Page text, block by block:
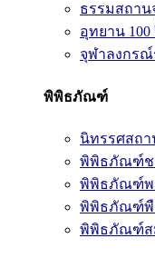
ธรรมสถา
อุทยาน 100
จุฬาลงกร
พิพิธภัณฑ์
นิทรรศสถา
พิพิธภัณฑ์ช
พิพิธภัณฑ์พ
พิพิธภัณฑ์พื
พิพิธภัณฑ์ส